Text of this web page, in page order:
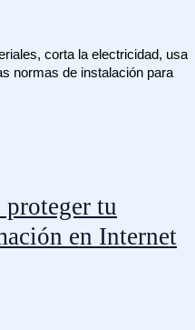
corta la electricidad, usa
normas de instalación para
proteger tu
en Internet